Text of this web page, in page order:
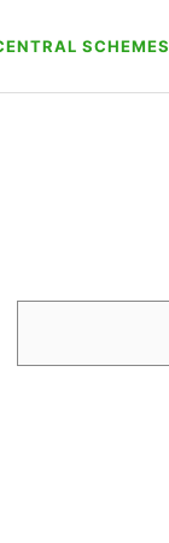
SCHEMES
Search